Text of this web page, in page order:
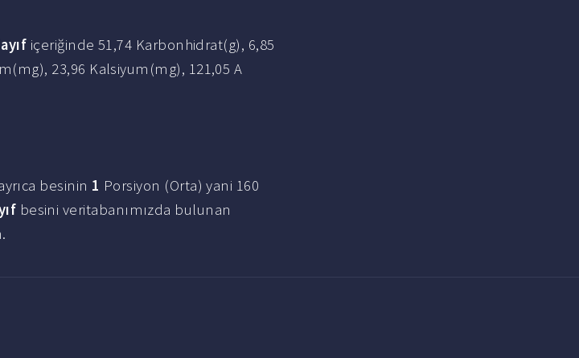
içeriğinde 51,74 Karbonhidrat(g), 6,85
23,96 Kalsiyum(mg), 121,05 A
besinin 1 Porsiyon (Orta) yani 160
besini veritabanımızda bulunan